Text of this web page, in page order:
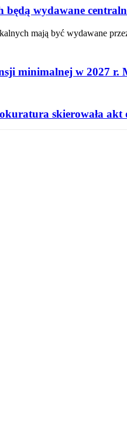
wydawane
mają być wydawane
minimalnej w 2027 r.
skierowała akt